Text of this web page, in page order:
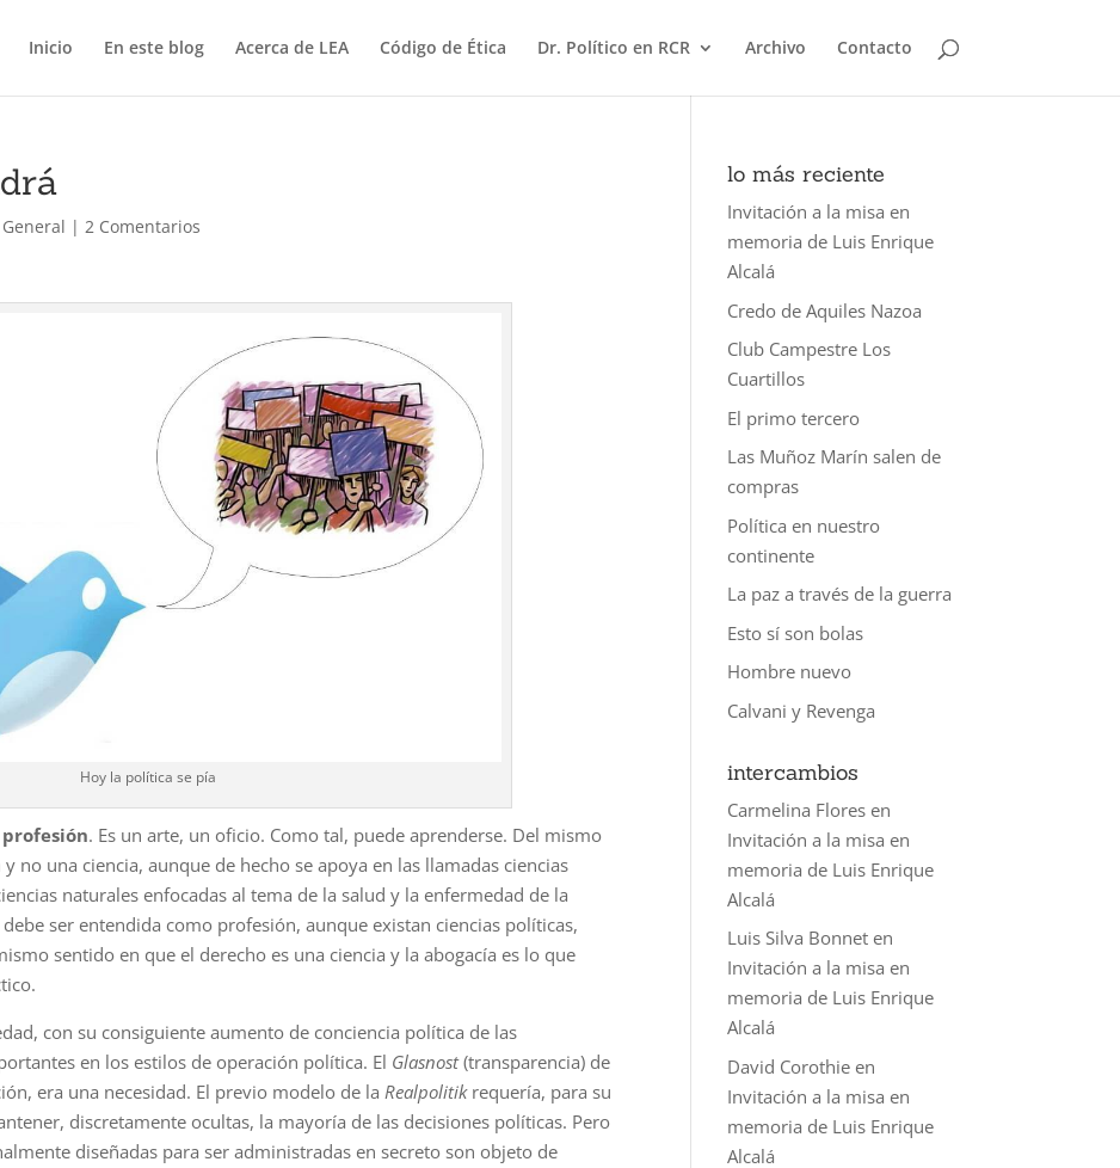
Inicio En este blog Acerca de LEA Código de Ética Dr. Político en RCR Archivo Contacto
General |2 Comentarios
Hoy la política se pía
. Es un arte, un oficio. Como tal, puede aprenderse. Del mismo
no una ciencia, aunque de he­cho se apoya en las llamadas ciencias
naturales enfocadas al tema de la salud y la enfermedad de la
ser entendida como profesión, aunque existan ciencias políticas,
sentido en que el derecho es una ciencia y la abogacía es lo que
con su consiguiente au­mento de conciencia política de las
en los estilos de operación po­lítica. El Glasnost(transparencia) de
era una necesidad. El previo modelo de la Realpolitikrequería, para su
discretamente ocultas, la ma­yoría de las decisiones políticas. Pero
diseñadas para ser administradas en secreto son objeto de
lo más reciente
Invitación a la misa en
memoria de Luis Enrique
Alcalá
Credo de Aquiles Nazoa
Club Campestre Los
Cuartillos
El primo tercero
Las Muñoz Marín salen de
compras
Política en nuestro
continente
La paz a través de la guerra
Esto sí son bolas
Hombre nuevo
Calvani y Revenga
intercambios
Carmelina Flores en
Invitación a la misa en
memoria de Luis Enrique
Alcalá
Luis Silva Bonnet en
Invitación a la misa en
memoria de Luis Enrique
Alcalá
David Corothie en
Invitación a la misa en
memoria de Luis Enrique
Alcalá